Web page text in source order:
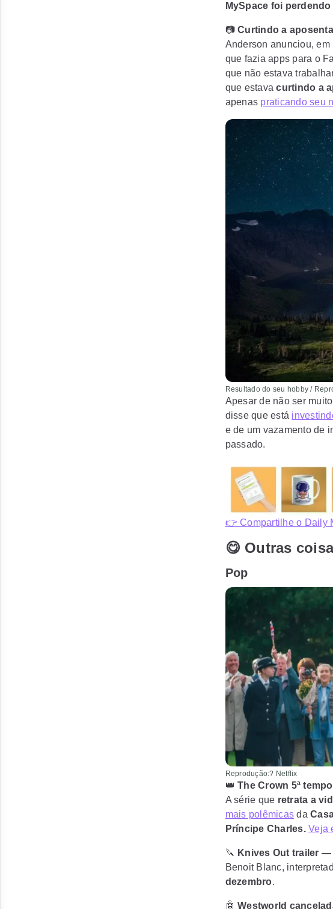
MySpace foi
📷 Curtindo a
Anderson anunciou,
que fazia apps para o
que não estava
que estavacurtindo a
apenas praticando seu
Resultado do seu hobby /
Apesar de não ser
disse que está
e de um vazamento de
passado.
👉 Compartilhe o Daily
😋 Outras
Pop
Reprodução:? Netflix
👑 The Crown 5ª
A série que retrata a
mais polêmicas da
Príncipe Charles. Veja
🔪 Knives Out trailer —
Benoit Blanc,
dezembro.
🤖 Westworld